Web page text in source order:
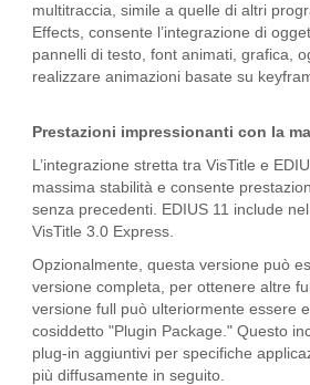
multitraccia, simile a quelle di altri
Effects, consente l’integrazione di
pannelli di testo, font animati, grafica,
realizzare animazioni basate su
Prestazioni impressionanti con la
L’integrazione stretta tra VisTitle e
massima stabilità e consente
senza precedenti. EDIUS 11 include
VisTitle 3.0 Express.
Opzionalmente, questa versione può
versione completa, per ottenere altre
versione full può ulteriormente essere
cosiddetto "Plugin Package." Questo
plug-in aggiuntivi per specifiche
più diffusamente in seguito.